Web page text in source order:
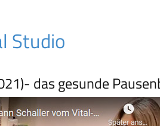
Studio
das gesunde